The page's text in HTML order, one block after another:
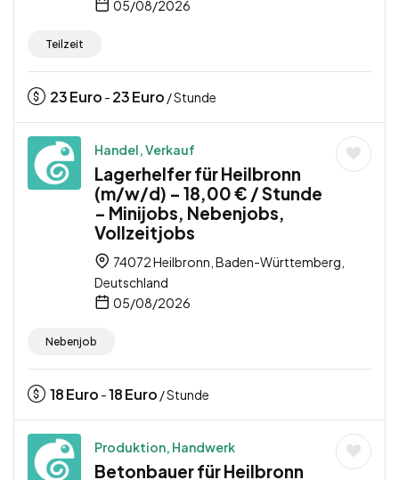
05/08/2026
Teilzeit
23Euro - 23Euro / Stunde
Handel, Verkauf
Lagerhelfer für Heilbronn
(m/w/d) – 18,00 € / Stunde
– Minijobs, Nebenjobs,
Vollzeitjobs
74072 Heilbronn, Baden-Württemberg,
Deutschland
05/08/2026
Nebenjob
18Euro -18Euro / Stunde
Produktion, Handwerk
Betonbauer für Heilbronn